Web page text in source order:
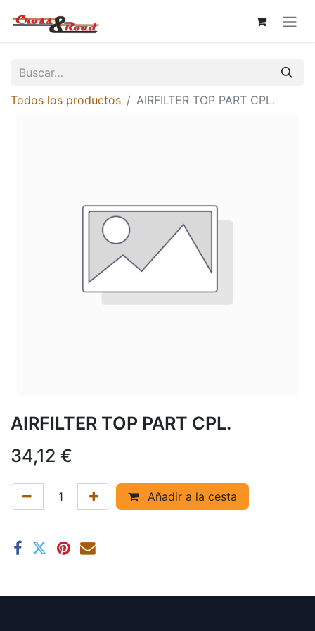
Todos los productos AIRFILTER TOP PART CPL.
AIRFILTER TOP PART CPL.
34,12 €
Añadir a la cesta